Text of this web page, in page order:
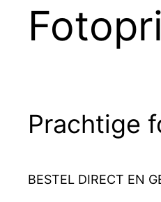
Prachtige
BESTEL DIRECT EN